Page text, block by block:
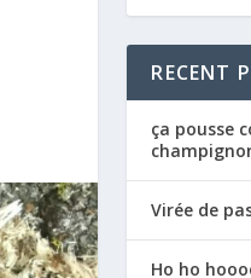
RECENT
ça pousse
Virée de
Ho ho